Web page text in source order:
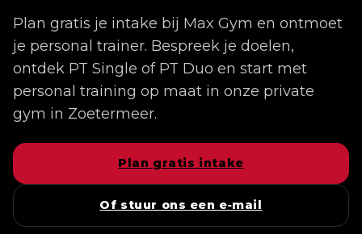
Plan gratis je intake bij Max Gym en ontmoet
je personal trainer. Bespreek je doelen,
ontdek PT Single of PT Duo en start met
personal training op maat in onze private
gym in Zoetermeer.
Plan gratis intake
Of stuur ons een e‑mail